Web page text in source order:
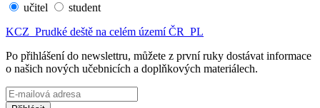
učitel
student
KCZ_Prudké deště na celém území ČR_PL
Po přihlášení do newslettru, můžete z první ruky dostávat informace
o našich nových učebnicích a doplňkových materiálech.